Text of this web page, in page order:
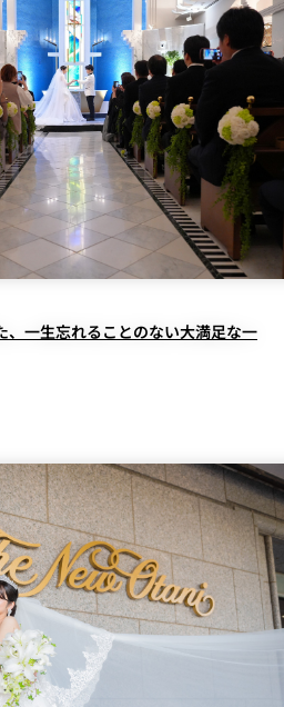
、一生忘れることのない大満足な一